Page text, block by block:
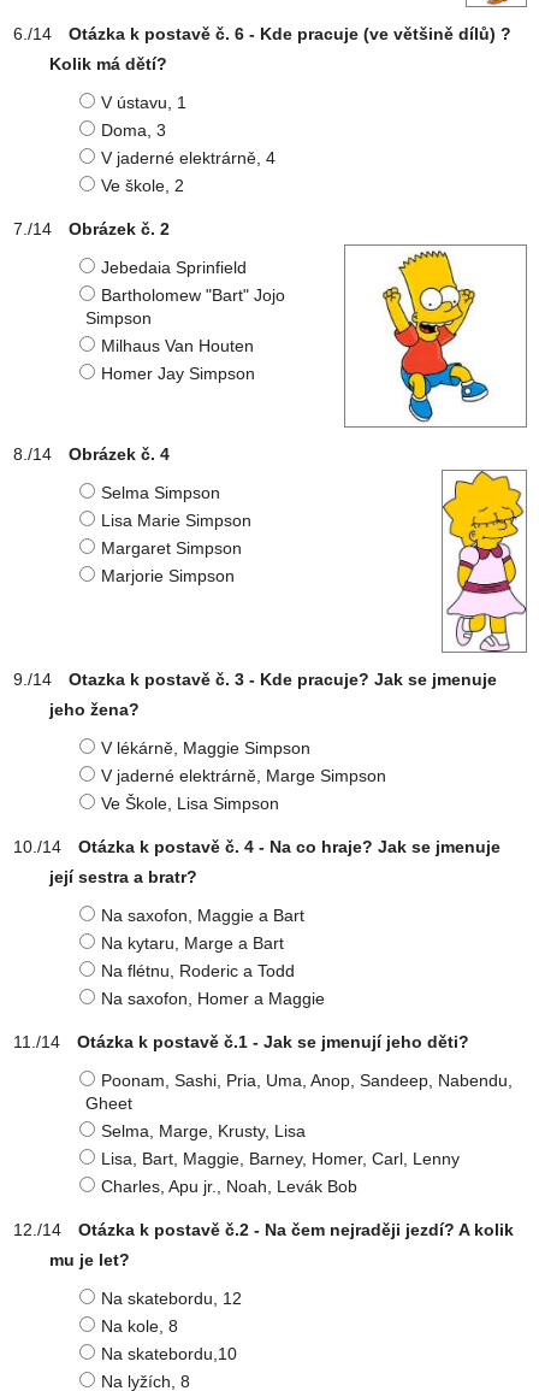
Otázka k postavě č. 6 - Kde pracuje (ve většině dílů) ?
Kolik má dětí?
V ústavu, 1
Doma, 3
V jaderné elektrárně, 4
Ve škole, 2
Obrázek č. 2
Jebedaia Sprinfield
Bartholomew "Bart" Jojo
Simpson
Milhaus Van Houten
Homer Jay Simpson
Obrázek č. 4
Selma Simpson
Lisa Marie Simpson
Margaret Simpson
Marjorie Simpson
Otazka k postavě č. 3 - Kde pracuje? Jak se jmenuje
jeho žena?
V lékárně, Maggie Simpson
V jaderné elektrárně, Marge Simpson
Ve Škole, Lisa Simpson
Otázka k postavě č. 4 - Na co hraje? Jak se jmenuje
její sestra a bratr?
Na saxofon, Maggie a Bart
Na kytaru, Marge a Bart
Na flétnu, Roderic a Todd
Na saxofon, Homer a Maggie
Otázka k postavě č.1 - Jak se jmenují jeho děti?
Poonam, Sashi, Pria, Uma, Anop, Sandeep, Nabendu,
Gheet
Selma, Marge, Krusty, Lisa
Lisa, Bart, Maggie, Barney, Homer, Carl, Lenny
Charles, Apu jr., Noah, Levák Bob
Otázka k postavě č.2 - Na čem nejraději jezdí? A kolik
mu je let?
Na skatebordu, 12
Na kole, 8
Na skatebordu,10
Na lyžích, 8